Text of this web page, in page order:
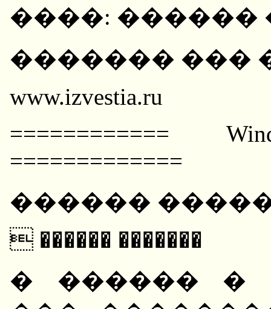
����: ������
������� ���
www.izvestia.ru
============
=============
������
 ������ �������
� ������ �